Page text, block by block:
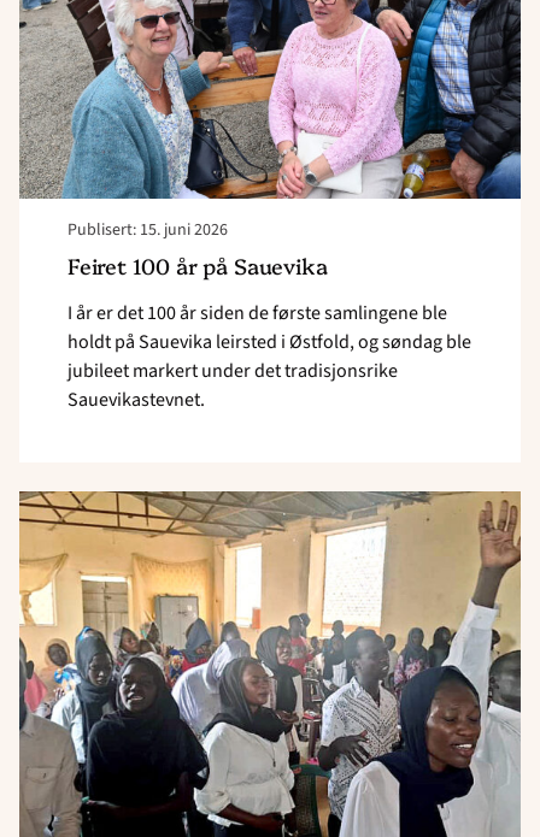
Publisert: 15. juni 2026
Feiret 100 år på Sauevika
I år er det 100 år siden de første samlingene ble
holdt på Sauevika leirsted i Østfold, og søndag ble
jubileet markert under det tradisjonsrike
Sauevikastevnet.
gå
videre"
Read
article
og
be
for
Sudan!"